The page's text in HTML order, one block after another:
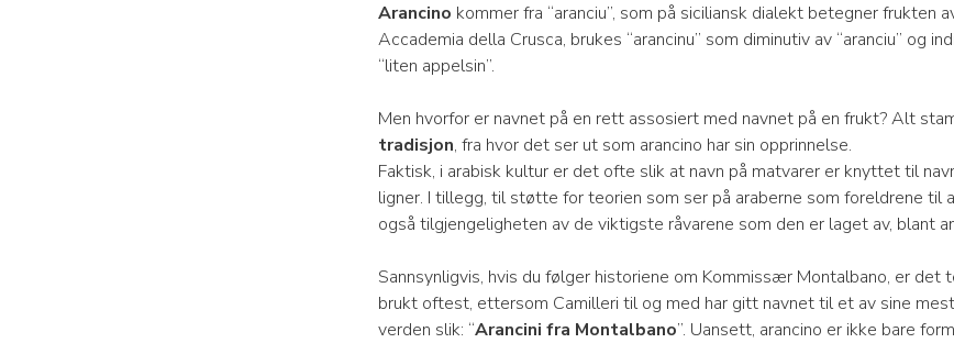
Arancino kommer fra “aranciu”, som på siciliansk dialekt betegner frukten
Accademia della Crusca, brukes “arancinu” som diminutiv av “aranciu” og
“liten appelsin”.
Men hvorfor er navnet på en rett assosiert med navnet på en frukt? Alt
tradisjon, fra hvor det ser ut som arancino har sin opprinnelse.
Faktisk, i arabisk kultur er det ofte slik at navn på matvarer er knyttet til
ligner. I tillegg, til støtte for teorien som ser på araberne som foreldrene til
også tilgjengeligheten av de viktigste råvarene som den er laget av, blant
Sannsynligvis, hvis du følger historiene om Kommissær Montalbano, er det
brukt oftest, ettersom Camilleri til og med har gitt navnet til et av sine
verden slik: “Arancini fra Montalbano”. Uansett, arancino er ikke bare